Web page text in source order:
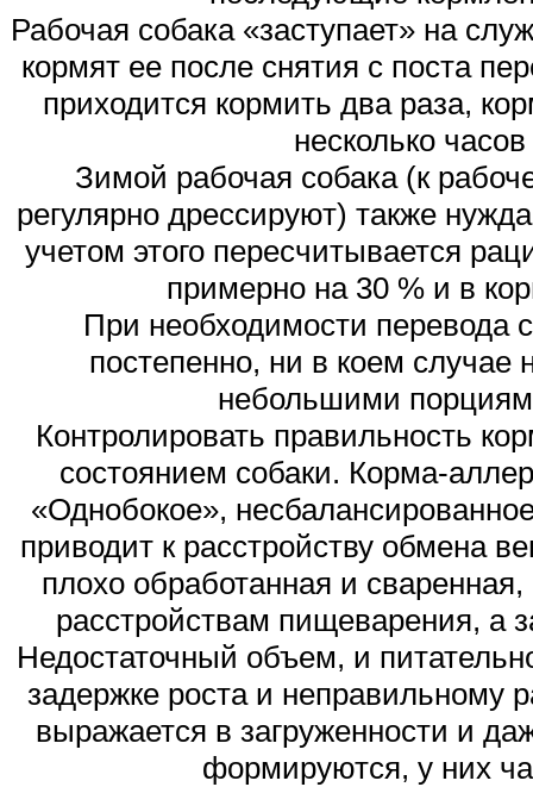
Рабочая собака «заступает» на
кормят ее после снятия с поста
приходится кормить два раза,
несколько
Зимой рабочая собака (к
регулярно дрессируют) также
учетом этого пересчитывается
примерно на 30 % и в
При необходимости перевода
постепенно, ни в коем случае
небольшими
Контролировать правильность
состоянием собаки. Корма-
«Однобокое»,
приводит к расстройству обмена
плохо обработанная и
расстройствам пищеварения, а
Недостаточный объем, и
задержке роста и неправильному
выражается в загруженности и
формируются, у них